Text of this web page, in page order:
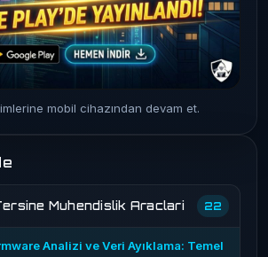
mobil cihazından devam et.
Muhendislik Araclari 22
Analizi ve Veri Ayıklama: Temel